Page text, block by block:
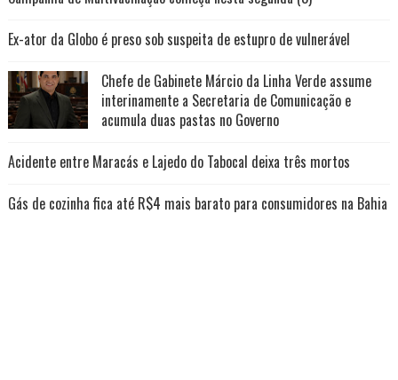
Ex-ator da Globo é preso sob suspeita de estupro de vulnerável
Chefe de Gabinete Márcio da Linha Verde assume
interinamente a Secretaria de Comunicação e
acumula duas pastas no Governo
Acidente entre Maracás e Lajedo do Tabocal deixa três mortos
Gás de cozinha fica até R$4 mais barato para consumidores na Bahia